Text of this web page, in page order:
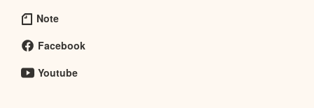
Note
Facebook
Youtube